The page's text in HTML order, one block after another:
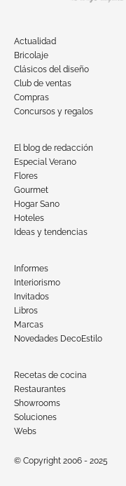
Actualidad
Bricolaje
Clásicos del diseño
Club de ventas
Compras
Concursos y regalos
El blog de redacción
Especial Verano
Flores
Gourmet
Hogar Sano
Hoteles
Ideas y tendencias
Informes
Interiorismo
Invitados
Libros
Marcas
Novedades DecoEstilo
Recetas de cocina
Restaurantes
Showrooms
Soluciones
Webs
© Copyright 2006 - 2025